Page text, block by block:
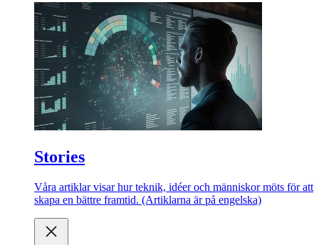
Stories
Våra artiklar visar hur teknik, idéer och människor möts för att
skapa en bättre framtid. (Artiklarna är på engelska)